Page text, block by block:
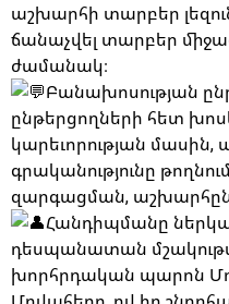
աշխարհի տարբեր
ճանաչվել տարբեր
ժամանակ։
Բանախոսության
ընթերցողների հետ
կարեւորության մասին,
գրականությունը
զարգացման,
Հանդիպմանը
դեսպանատան
խորհրդական պարոն